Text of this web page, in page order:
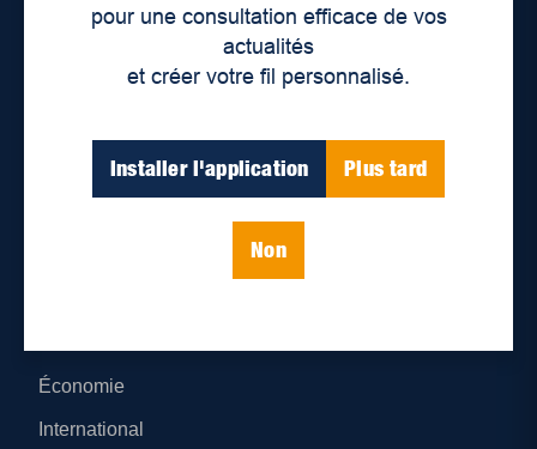
pour une consultation efficace de vos
actualités
et créer votre fil personnalisé.
Installer l'application Plus tard
Non
Lieux de distribution
Économie
International